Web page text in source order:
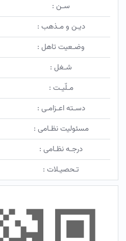
سـن :
دیـن و مـذهب :
وضـعیت تاهل :
شـغل :
مـلّیـت :
دسـته اعـزامـی :
مسئولیت نظـامی :
درجـه نظـامی :
تـحصیـلات :